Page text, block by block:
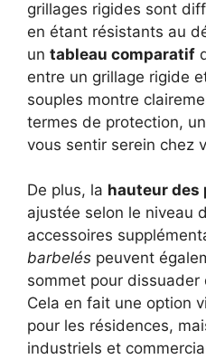
grillages rigides sont
en étant résistants au
un tableau comparatif
entre un grillage rigide
souples montre
termes de protection,
vous sentir serein chez
De plus, la hauteur des
ajustée selon le niveau
accessoires
barbelés peuvent
sommet pour
Cela en fait une option
pour les résidences,
industriels et